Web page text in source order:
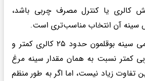
کالری یا کنترل مصرف چربی باشد،
سینه آن انتخاب مناسب‌تری است.
در یک وعده ۸۵ گرمی سینه بوقلمون حدود ۲۵ کالری کمتر و
۳ گرم چربی کمتر نسبت به همان مقدار سینه مرغ
تفاوت زیاد نیست، اما اگر به طور منظم